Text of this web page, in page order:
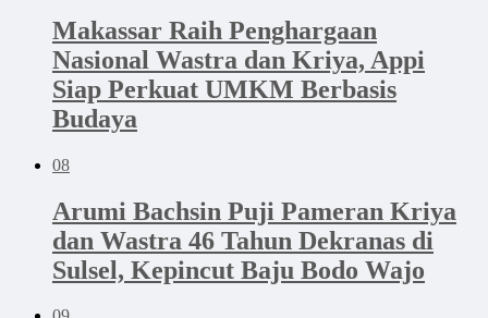
Makassar Raih Penghargaan
Nasional Wastra dan Kriya, Appi
Siap Perkuat UMKM Berbasis
Budaya
08
Arumi Bachsin Puji Pameran Kriya
dan Wastra 46 Tahun Dekranas di
Sulsel, Kepincut Baju Bodo Wajo